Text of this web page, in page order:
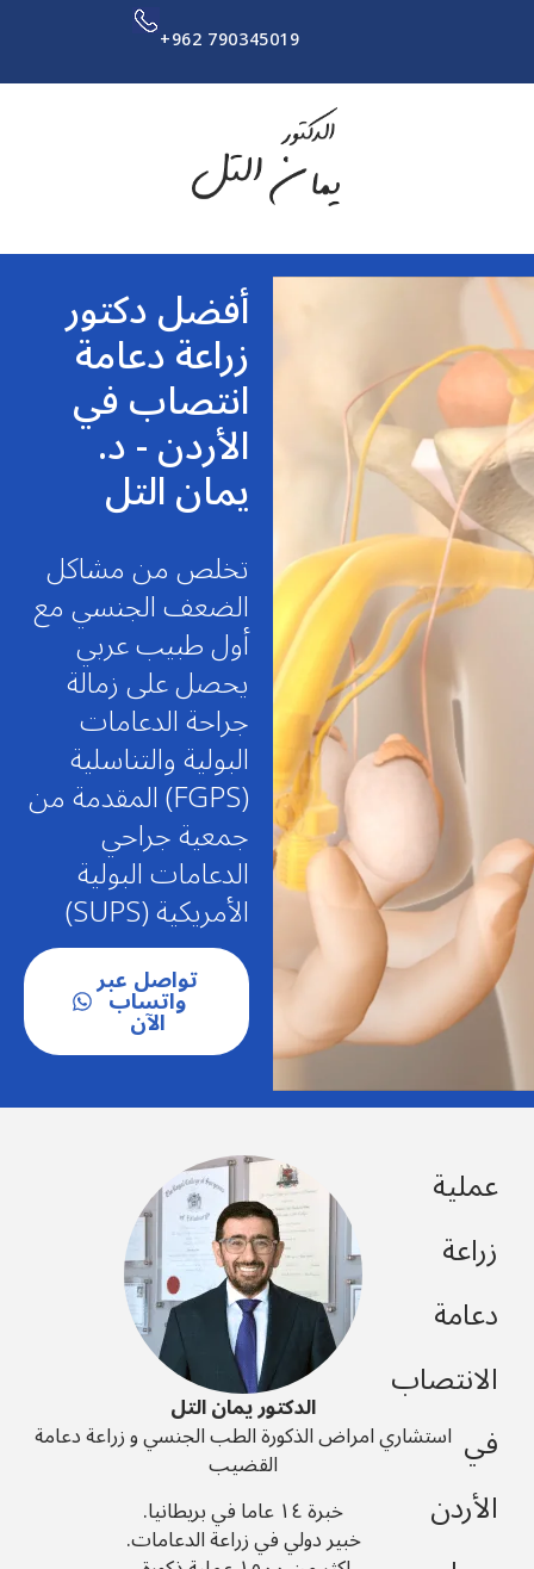
+962 790345019
أفضل دكتور
زراعة دعامة
انتصاب في
الأردن - د.
يمان التل
تخلص من مشاكل
الضعف الجنسي مع
أول طبيب عربي
يحصل على زمالة
جراحة الدعامات
البولية والتناسلية
(FGPS) المقدمة من
جمعية جراحي
الدعامات البولية
الأمريكية (SUPS)
تواصل عبر
واتساب
الآن
عملية
زراعة
دعامة
الانتصاب
في
الأردن
الدكتور يمان التل
استشاري امراض الذكورة الطب الجنسي و زراعة دعامة
القضيب
خبرة ١٤ عاما في بريطانيا.
خبير دولي في زراعة الدعامات.